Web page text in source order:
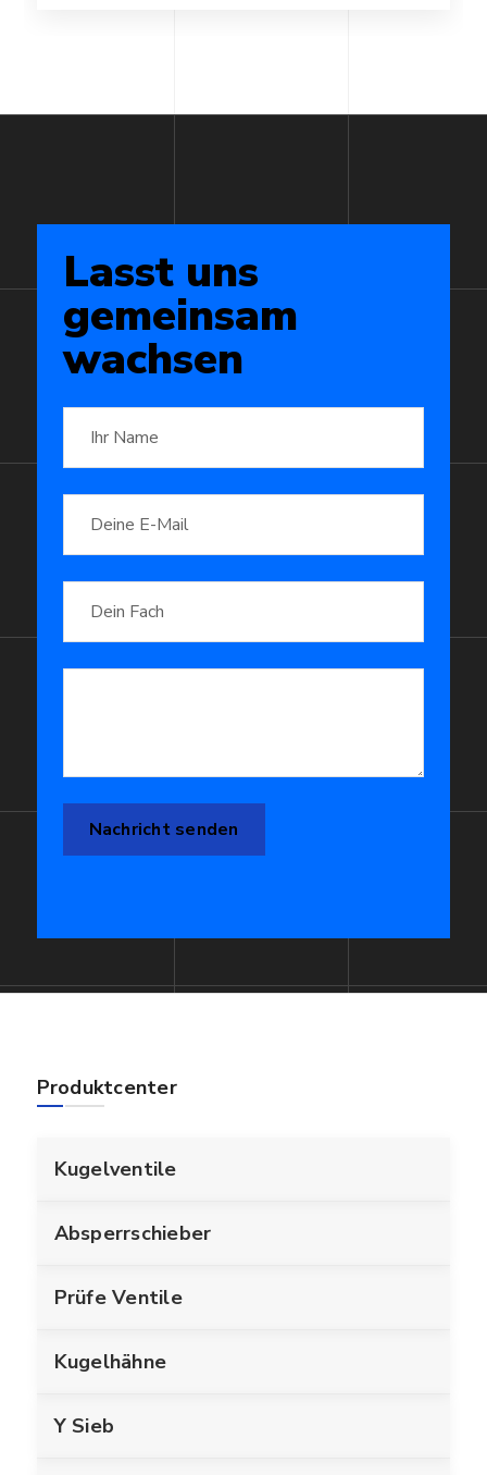
Lasst uns
gemeinsam
wachsen
Produktcenter
Kugelventile
Absperrschieber
Prüfe Ventile
Kugelhähne
Y Sieb